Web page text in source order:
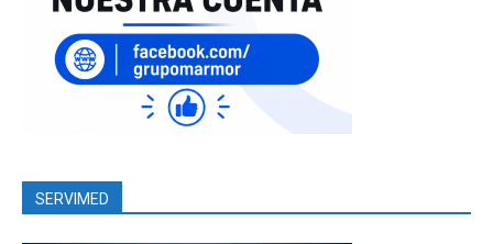
SERVIMED